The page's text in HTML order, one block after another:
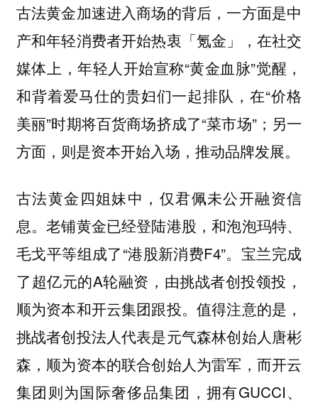
古法黄金加速进入商场的背后，一方面是中
产和年轻消费者开始热衷「氪金」，在社交
媒体上，年轻人开始宣称“黄金血脉”觉醒，
和背着爱马仕的贵妇们一起排队，在“价格
美丽”时期将百货商场挤成了“菜市场”；另一
方面，则是资本开始入场，推动品牌发展。
古法黄金四姐妹中，仅君佩未公开融资信
息。老铺黄金已经登陆港股，和泡泡玛特、
毛戈平等组成了“港股新消费F4”。宝兰完成
了超亿元的A轮融资，由挑战者创投领投，
顺为资本和开云集团跟投。值得注意的是，
挑战者创投法人代表是元气森林创始人唐彬
森，顺为资本的联合创始人为雷军，而开云
集团则为国际奢侈品集团，拥有GUCCI、